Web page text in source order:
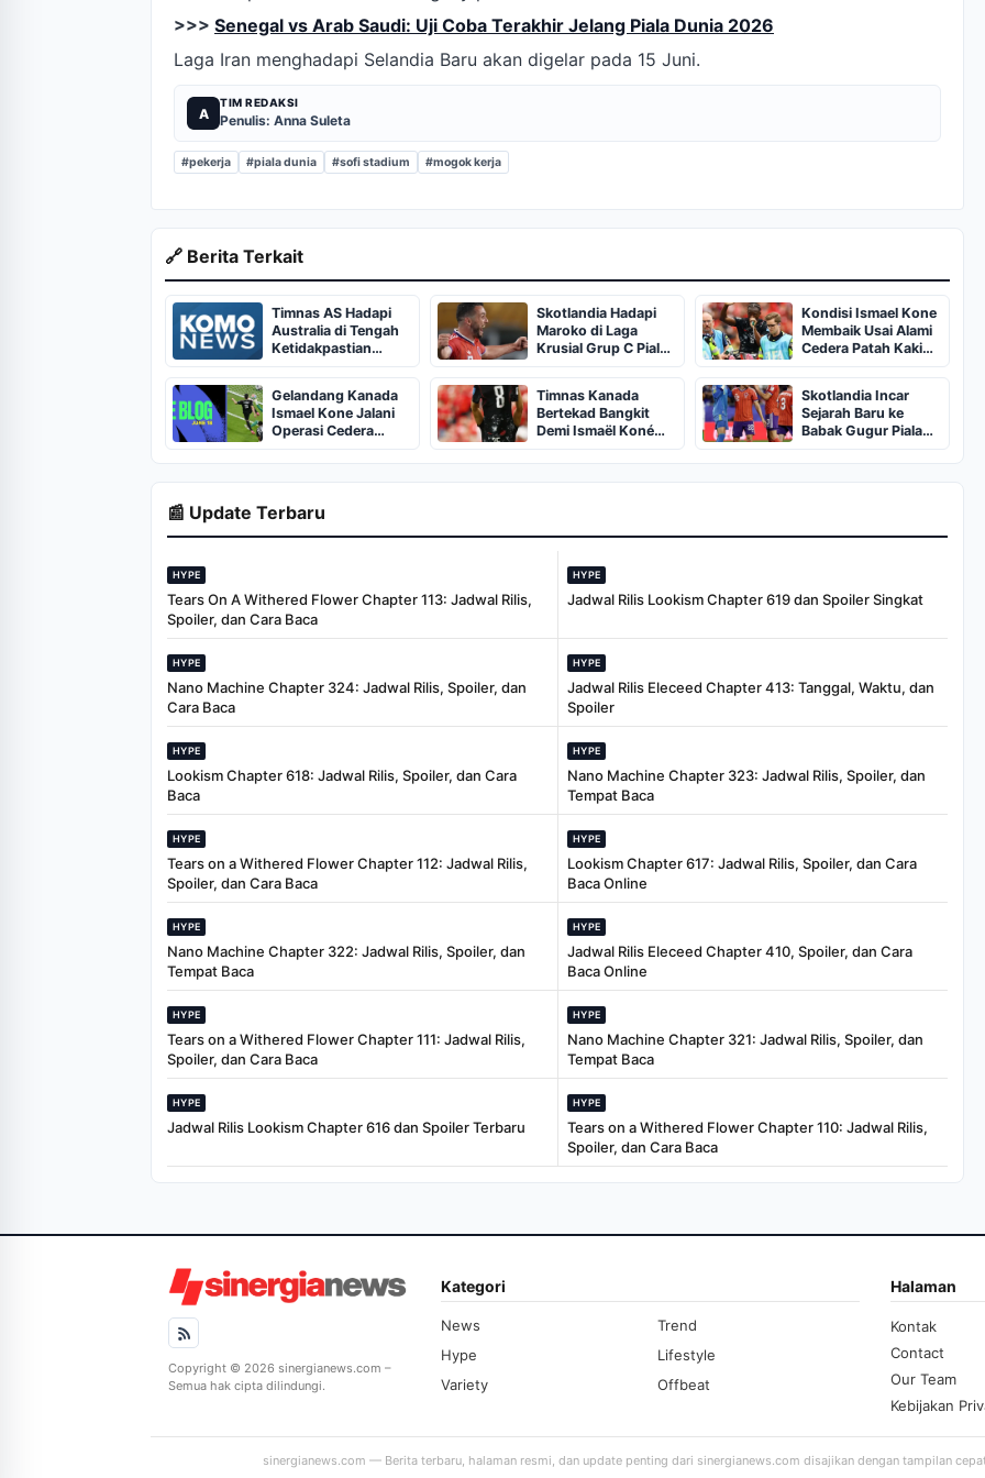
>>> Senegal vs Arab Saudi: Uji Coba Terakhir Jelang Piala Dunia 2026
Laga Iran menghadapi Selandia Baru akan digelar pada 15 Juni.
A
TIM REDAKSI
Penulis: Anna Suleta
#pekerja #piala dunia #sofi stadium #mogok kerja
🔗 Berita Terkait
Timnas AS Hadapi
Australia di Tengah
Ketidakpastian
Pulisic
Skotlandia Hadapi
Maroko di Laga
Krusial Grup C Piala
Dunia 2026
Kondisi Ismael Kone
Membaik Usai Alami
Cedera Patah Kaki
Horor
Gelandang Kanada
Ismael Kone Jalani
Operasi Cedera
Parah di Vancouver
Timnas Kanada
Bertekad Bangkit
Demi Ismaël Koné
Usai Menang Telak
Skotlandia Incar
Sejarah Baru ke
Babak Gugur Piala
Dunia
📰 Update Terbaru
HYPE
Tears On A Withered Flower Chapter 113: Jadwal Rilis,
Spoiler, dan Cara Baca
HYPE
Jadwal Rilis Lookism Chapter 619 dan Spoiler Singkat
HYPE
Nano Machine Chapter 324: Jadwal Rilis, Spoiler, dan
Cara Baca
HYPE
Jadwal Rilis Eleceed Chapter 413: Tanggal, Waktu, dan
Spoiler
HYPE
Lookism Chapter 618: Jadwal Rilis, Spoiler, dan Cara
Baca
HYPE
Nano Machine Chapter 323: Jadwal Rilis, Spoiler, dan
Tempat Baca
HYPE
Tears on a Withered Flower Chapter 112: Jadwal Rilis,
Spoiler, dan Cara Baca
HYPE
Lookism Chapter 617: Jadwal Rilis, Spoiler, dan Cara
Baca Online
HYPE
Nano Machine Chapter 322: Jadwal Rilis, Spoiler, dan
Tempat Baca
HYPE
Jadwal Rilis Eleceed Chapter 410, Spoiler, dan Cara
Baca Online
HYPE
Tears on a Withered Flower Chapter 111: Jadwal Rilis,
Spoiler, dan Cara Baca
HYPE
Nano Machine Chapter 321: Jadwal Rilis, Spoiler, dan
Tempat Baca
HYPE
Jadwal Rilis Lookism Chapter 616 dan Spoiler Terbaru
HYPE
Tears on a Withered Flower Chapter 110: Jadwal Rilis,
Spoiler, dan Cara Baca
Copyright © 2026 sinergianews.com –
Semua hak cipta dilindungi.
Kategori
News
Trend
Hype
Lifestyle
Variety
Offbeat
Halaman
Kontak
Contact
Our Team
Kebijakan
sinergianews.com — Berita terbaru, halaman resmi, dan update penting dari sinergianews.com disajikan dengan tampilan